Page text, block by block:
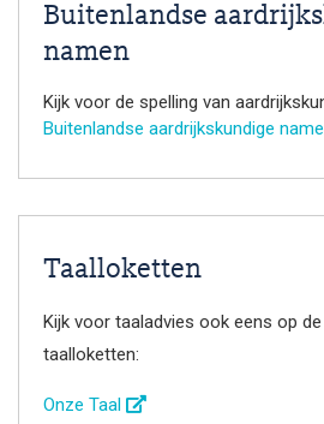
Buitenlandse
namen
Kijk voor de spelling van
Buitenlandse aardrijkskundige
Taalloketten
Kijk voor taaladvies ook eens op
taalloketten:
Onze Taal